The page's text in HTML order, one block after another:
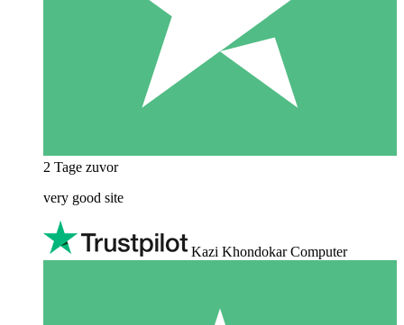
2 Tage zuvor
very good site
Kazi Khondokar Computer